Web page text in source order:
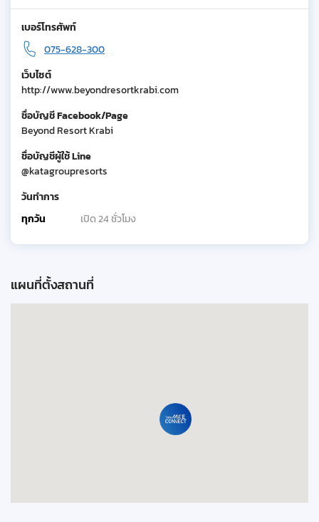
เบอร์โทรศัพท์
075-628-300
เว็บไซต์
http://www.beyondresortkrabi.com
ชื่อบัญชี Facebook/Page
Beyond Resort Krabi
ชื่อบัญชีผู้ใช้ Line
@katagroupresorts
วันทำการ
ทุกวัน
เปิด 24 ชั่วโมง
แผนที่ตั้งสถานที่